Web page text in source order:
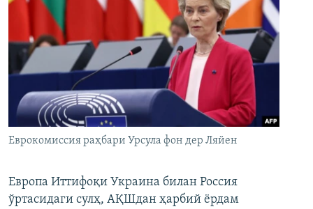
Еврокомиссия раҳбари Урсула фон дер Ляйен
Европа Иттифоқи Украина билан Россия
ўртасидаги сулҳ, АҚШдан ҳарбий ёрдам